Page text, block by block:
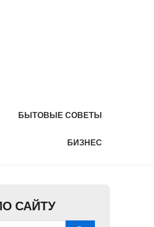
БЫТОВЫЕ СОВЕТЫ
БИЗНЕС
САЙТУ